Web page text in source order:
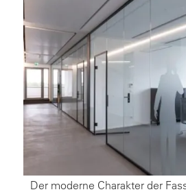
Der moderne Charakter der